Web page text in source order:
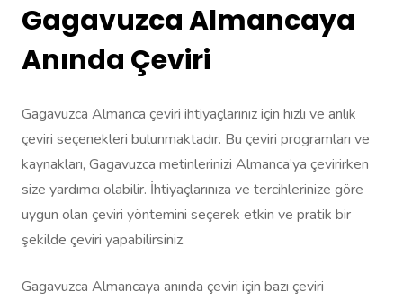
Gagavuzca Almancaya
Anında Çeviri
Gagavuzca Almanca çeviri ihtiyaçlarınız için hızlı ve anlık
çeviri seçenekleri bulunmaktadır. Bu çeviri programları ve
kaynakları, Gagavuzca metinlerinizi Almanca’ya çevirirken
size yardımcı olabilir. İhtiyaçlarınıza ve tercihlerinize göre
uygun olan çeviri yöntemini seçerek etkin ve pratik bir
şekilde çeviri yapabilirsiniz.
Gagavuzca Almancaya anında çeviri için bazı çeviri